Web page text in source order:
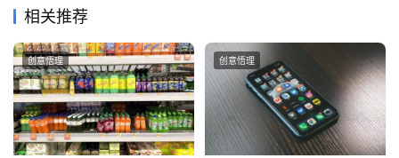
材
前边也提到了，互联网行业是允许产品先行，企业后进的，
度结合线下的产品，前提是不需要投入太多资源的，完全可
以在小规模快速验证可行性后，再考虑成立企业、扩大团
队。
但很遗憾的是，类似这样的时代，也过去了。纯线上toC创
相关推荐
创意悟理 创意悟理